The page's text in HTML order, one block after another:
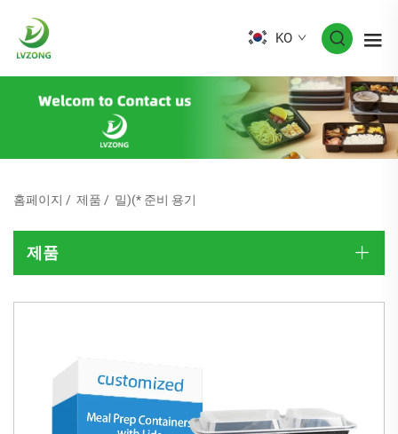
KO
홈페이지 / 제품 / 밀)(* 준비 용기
제품